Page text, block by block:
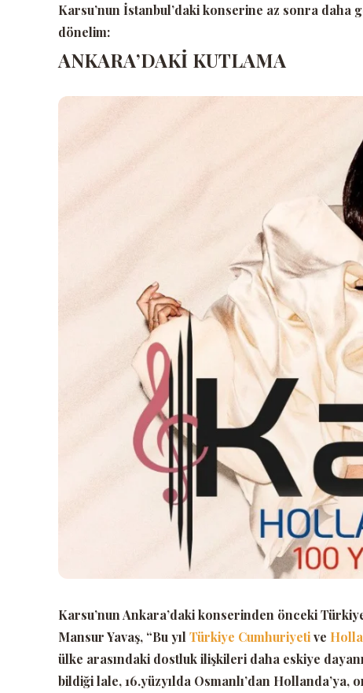
Karsu’nun İstanbul’daki konserine az sonra daha
dönelim:
ANKARA’DAKİ KUTLAMA
Karsu’nun Ankara’daki konserinden önceki
Mansur Yavaş, “Bu yıl Türkiye Cumhuriyetive
ülke arasındaki dostluk ilişkileri daha eskiye
bildiği lale, 16.yüzyılda Osmanlı’dan Hollanda’ya,